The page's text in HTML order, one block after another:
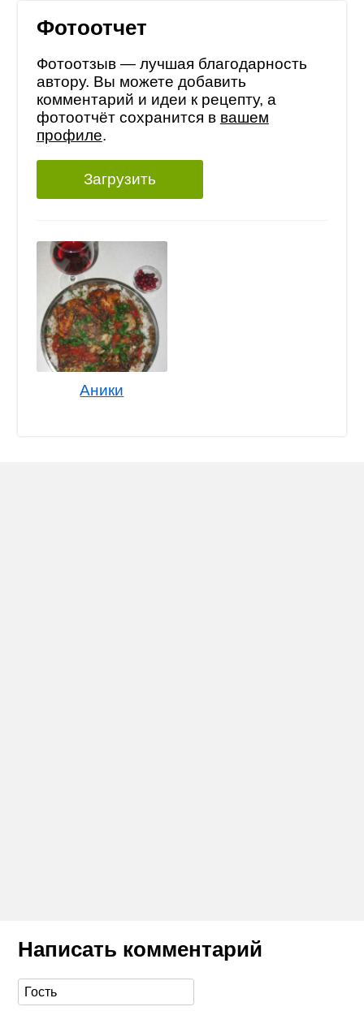
Фотоотчет
Фотоотзыв — лучшая благодарность
автору. Вы можете добавить
комментарий и идеи к рецепту, а
фотоотчёт сохранится в вашем
профиле.
Загрузить
Аники
Написать комментарий